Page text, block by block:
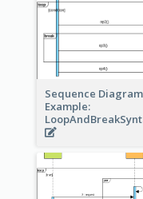
Sequence Diagram
Example: